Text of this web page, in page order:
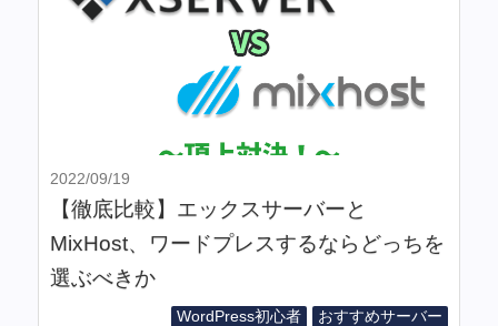
2022/09/19
【徹底比較】エックスサーバーと
MixHost、ワードプレスするならどっちを
選ぶべきか
WordPress初心者 おすすめサーバー